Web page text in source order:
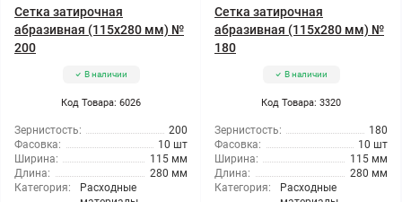
Сетка затирочная
абразивная (115x280 мм) №
200
В наличии
Код Товара: 6026
Зернистость:
200
Фасовка:
10 шт
Ширина:
115 мм
Длина:
280 мм
Категория:
Расходные
Сетка затирочная
абразивная (115x280 мм) №
180
В наличии
Код Товара: 3320
Зернистость:
180
Фасовка:
10 шт
Ширина:
115 мм
Длина:
280 мм
Категория:
Расходные